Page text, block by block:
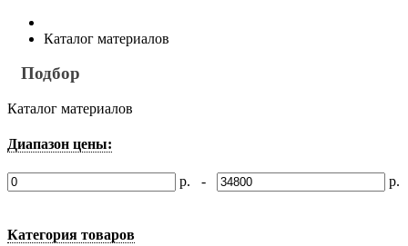
Каталог материалов
Подбор
Каталог материалов
Диапазон цены:
р. - р.
Категория товаров